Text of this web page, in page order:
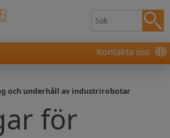
Kontakta oss
och underhåll av industrirobotar
för